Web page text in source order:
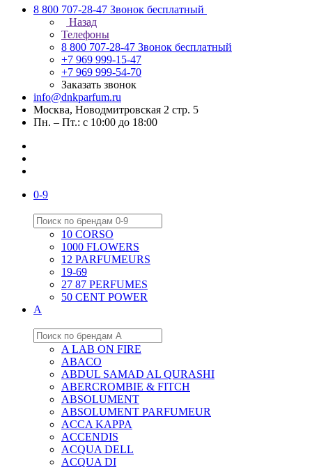
8 800 707-28-47 Звонок бесплатный
Назад
Телефоны
8 800 707-28-47 Звонок бесплатный
+7 969 999-15-47
+7 969 999-54-70
Заказать звонок
info@dnkparfum.ru
Москва, Новодмитровская 2 стр. 5
Пн. – Пт.: с 10:00 до 18:00
0-9
10 CORSO
1000 FLOWERS
12 PARFUMEURS
19-69
27 87 PERFUMES
50 CENT POWER
A
A LAB ON FIRE
ABACO
ABDUL SAMAD AL QURASHI
ABERCROMBIE & FITCH
ABSOLUMENT
ABSOLUMENT PARFUMEUR
ACCA KAPPA
ACCENDIS
ACQUA DELL
ACQUA DI